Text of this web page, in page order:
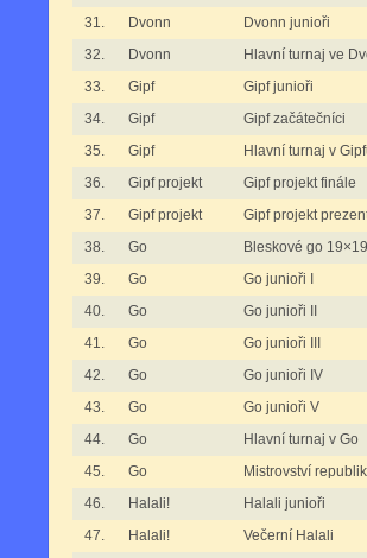
31.
Dvonn
Dvonn junioři
32.
Dvonn
Hlavní turnaj ve
33.
Gipf
Gipf junioři
34.
Gipf
Gipf začátečníci
35.
Gipf
Hlavní turnaj v
36.
Gipf projekt
Gipf projekt finále
37.
Gipf projekt
Gipf projekt
38.
Go
Bleskové go 19×19
39.
Go
Go junioři I
40.
Go
Go junioři II
41.
Go
Go junioři III
42.
Go
Go junioři IV
43.
Go
Go junioři V
44.
Go
Hlavní turnaj v Go
45.
Go
Mistrovství
46.
Halali!
Halali junioři
47.
Halali!
Večerní Halali